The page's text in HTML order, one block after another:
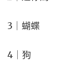
3｜蝴蝶
4｜狗